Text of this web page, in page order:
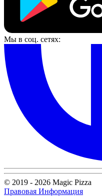
Мы в соц. сетях:
© 2019 - 2026 Magic Pizza
Правовая Информация